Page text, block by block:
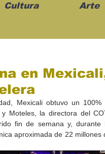
Cultura Arte
en
Mexicali obtuvo un 100%
Moteles, la directora del
fin de semana y,
aproximada de 22 millones
del amor
la Cultura
micrófono
"Me llamo
realista y
puesta en